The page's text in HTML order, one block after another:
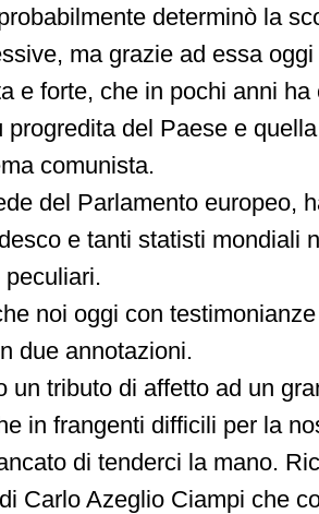
determinò la
ma grazie ad essa
e forte, che in pochi anni
progredita del Paese e
comunista.
del Parlamento europeo,
e tanti statisti mondiali
noi oggi con
due annotazioni.
un tributo di affetto ad un
in frangenti difficili per la
di tenderci la mano.
Carlo Azeglio Ciampi che